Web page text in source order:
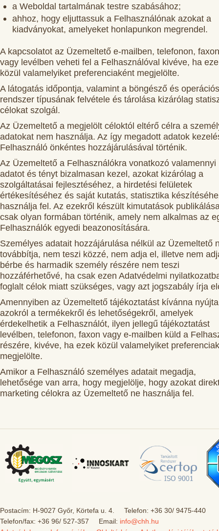
a Weboldal tartalmának testre szabásához;
ahhoz, hogy eljuttassuk a Felhasználónak azokat a
kiadványokat, amelyeket honlapunkon megrendel.
A kapcsolatot az Üzemeltető e-mailben, telefonon, faxon
vagy levélben veheti fel a Felhasználóval kivéve, ha
közül valamelyiket preferenciaként megjelölte.
A látogatás időpontja, valamint a böngésző és operációs
rendszer típusának felvétele és tárolása kizárólag
célokat szolgál.
Az Üzemeltető a megjelölt céloktól eltérő célra a
adatokat nem használja. Az így megadott adatok
Felhasználó önkéntes hozzájárulásával történik.
Az Üzemeltető a Felhasználókra vonatkozó valamennyi
adatot és tényt bizalmasan kezel, azokat kizárólag a
szolgáltatásai fejlesztéséhez, a hirdetési felületek
értékesítéséhez és saját kutatás, statisztika
használja fel. Az ezekről készült kimutatások
csak olyan formában történik, amely nem alkalmas az
Felhasználók egyedi beazonosítására.
Személyes adatait hozzájárulása nélkül az Üzemeltető
továbbítja, nem teszi közzé, nem adja el, illetve nem
bérbe és harmadik személy részére nem teszi
hozzáférhetővé, ha csak ezen Adatvédelmi
foglalt célok miatt szükséges, vagy azt jogszabály írja
Amennyiben az Üzemeltető tájékoztatást kívánna
azokról a termékekről és lehetőségekről, amelyek
érdekelhetik a Felhasználót, ilyen jellegű tájékoztatást
levélben, telefonon, faxon vagy e-mailben küld a
részére, kivéve, ha ezek közül valamelyiket
megjelölte.
Amikor a Felhasználó személyes adatait megadja,
lehetősége van arra, hogy megjelölje, hogy azokat
marketing célokra az Üzemeltető ne használja fel.
Postacím: H-9027 Győr, Körtefa u. 4. Telefon: +36 30/ 9475-440
Telefon/fax: +36 96/ 527-357 Email: info@chh.hu